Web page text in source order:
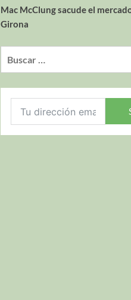
Mac McClung sacude el
Girona